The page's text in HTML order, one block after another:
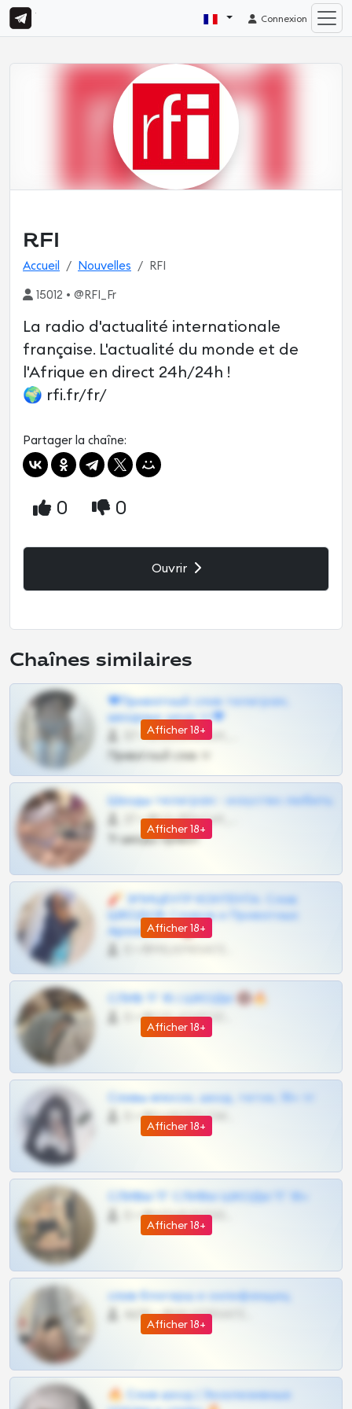
Connexion
RFI
Accueil Nouvelles RFI
15012 • @RFI_Fr
La radio d'actualité internationale
française. L'actualité du monde et de
l'Afrique en direct 24h/24h !
🌍 rfi.fr/fr/
Partager la chaîne:
0 0
Ouvrir
Chaînes similaires
Afficher 18+
❤Приватный слив телеграм,
шкодных шкур тг❤
57 •
Приватный слив тг
Afficher 18+
Шкоды телеграм - искуство любить
27 •
Тг шкоды приват
Afficher 18+
🧨 ЭПИЦЕНТР КОНТЕНТА: Слив
ШКОДОВ Сливов и Приватных
Архивов ТГ 🔞💎
Afficher 18+
СЛИВ ТГ 18 | ШКОДЫ 🔞🔥
0 •
Afficher 18+
Сливы вписок, шкод, теток, 18+ тг
0 •
Afficher 18+
СЛИВЫ ТГ СЛИВЫ ШКОДЫ ТГ 18+
0 •
Afficher 18+
слив блогерш и онлифанщиц
4675 •
🔥 Слив шкод | Эксклюзивные